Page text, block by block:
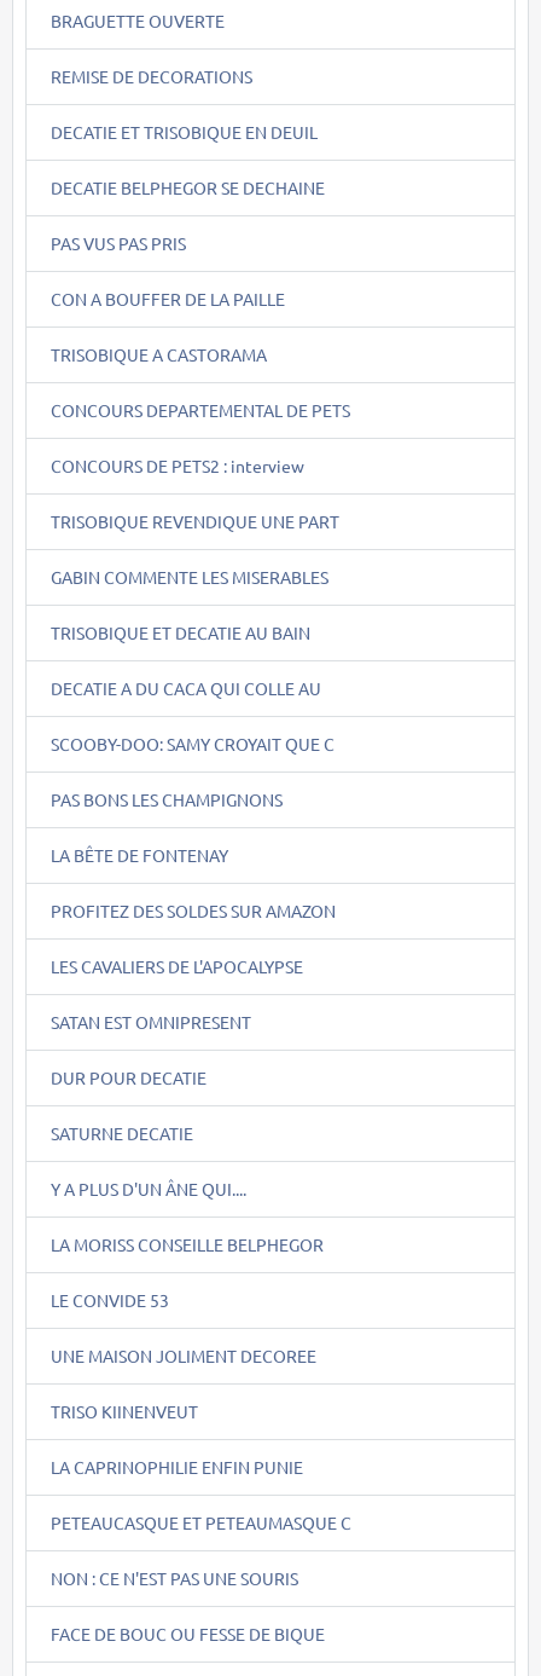
BRAGUETTE OUVERTE
REMISE DE DECORATIONS
DECATIE ET TRISOBIQUE EN DEUIL
DECATIE BELPHEGOR SE DECHAINE
PAS VUS PAS PRIS
CON A BOUFFER DE LA PAILLE
TRISOBIQUE A CASTORAMA
CONCOURS DEPARTEMENTAL DE PETS
CONCOURS DE PETS2 : interview
TRISOBIQUE REVENDIQUE UNE PART
GABIN COMMENTE LES MISERABLES
TRISOBIQUE ET DECATIE AU BAIN
DECATIE A DU CACA QUI COLLE AU
SCOOBY-DOO: SAMY CROYAIT QUE C
PAS BONS LES CHAMPIGNONS
LA BÊTE DE FONTENAY
PROFITEZ DES SOLDES SUR AMAZON
LES CAVALIERS DE L'APOCALYPSE
SATAN EST OMNIPRESENT
DUR POUR DECATIE
SATURNE DECATIE
Y A PLUS D'UN ÂNE QUI....
LA MORISS CONSEILLE BELPHEGOR
LE CONVIDE 53
UNE MAISON JOLIMENT DECOREE
TRISO KIINENVEUT
LA CAPRINOPHILIE ENFIN PUNIE
PETEAUCASQUE ET PETEAUMASQUE C
NON : CE N'EST PAS UNE SOURIS
FACE DE BOUC OU FESSE DE BIQUE